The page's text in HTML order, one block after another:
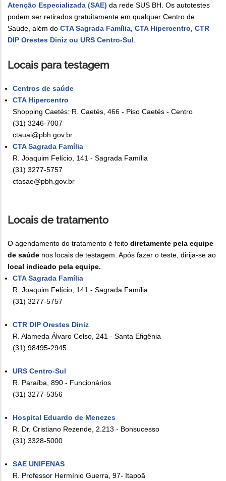
Atenção Especializada (SAE) da rede SUS BH. Os autotestes
podem ser retirados gratuitamente em qualquer Centro de
Saúde, além do CTA Sagrada Família, CTA Hipercentro CTR
DIP Orestes Diniz ou URS Centro-Sul
Locais para testagem
Centros de saúde
CTA Hipercentro
Shopping Caetés: R. Caetés, 466 - Piso Caetés - Centro
(31) 3246-7007
ctauai@pbh.gov.br
CTA Sagrada Família
R. Joaquim Felício, 141 - Sagrada Família
(31) 3277-5757
ctasae@pbh.gov.br
Locais de tratamento
O agendamento do tratamento é feito diretamente pela equipe
de saúde nos locais de testagem. Após fazer o teste, dirija-se ao
local indicado pela equipe.
CTA Sagrada Família
R. Joaquim Felício, 141 - Sagrada Família
(31) 3277-5757
CTR DIP Orestes Diniz
R. Alameda Álvaro Celso, 241 - Santa Efigênia
(31) 98495-2945
URS Centro-Sul
R. Paraíba, 890 - Funcionários
(31) 3277-5356
Hospital Eduardo de Menezes
R. Dr. Cristiano Rezende, 2.213 - Bonsucesso
(31) 3328-5000
SAE UNIFENAS
R. Professor Hermínio Guerra, 97- Itapoã